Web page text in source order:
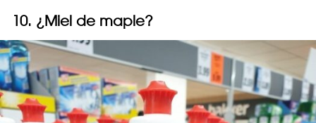
10. ¿Miel de maple?